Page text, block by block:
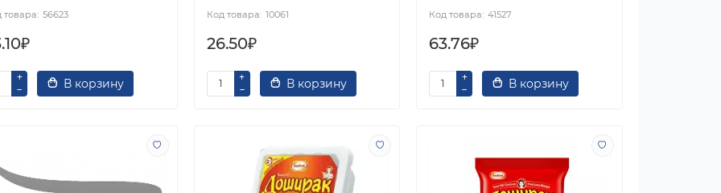
56623
В корзину
10061
26.50₽
В корзину
41527
63.76₽
В корзину